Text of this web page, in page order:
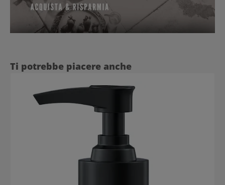
Salta la galleria dei prodotti
Ti potrebbe piacere anche